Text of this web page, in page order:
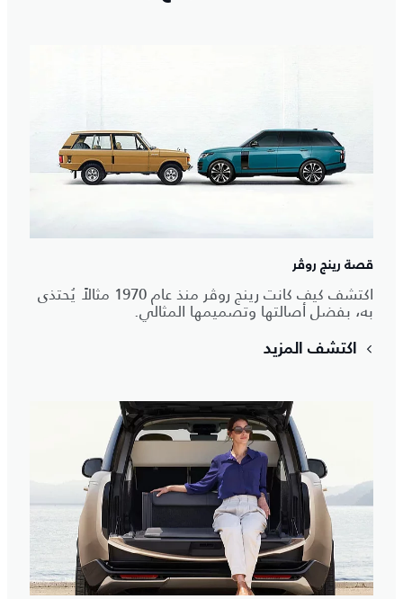
قصة رينج روڤر
اكتشف كيف كانت رينج روڤر منذ عام 1970 مثالاً يُحتذى
به، بفضل أصالتها وتصميمها المثالي.
اكتشف المزيد